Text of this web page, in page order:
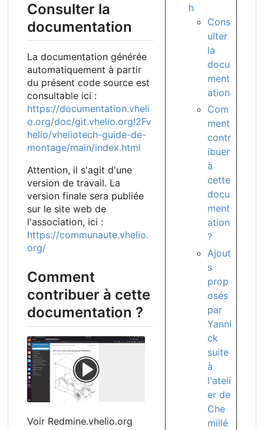
h
Cons
ulter
la
docu
ment
ation
Com
ment
contr
ibuer
à
cette
docu
ment
ation
?
Ajout
s
prop
osés
par
Yanni
ck
suite
à
l'ateli
er de
Che
millé
Consulter la
documentation
La documentation générée
automatiquement à partir
du présent code source est
consultable ici :
https://documentation.vheli
o.org/doc/git.vhelio.org!2Fv
helio/vheliotech-guide-de-
montage/main/index.html
Attention, il s'agit d'une
version de travail. La
version finale sera publiée
sur le site web de
l'association, ici :
https://communaute.vhelio.
org/
Comment
contribuer à cette
documentation ?
Voir Redmine.vhelio.org